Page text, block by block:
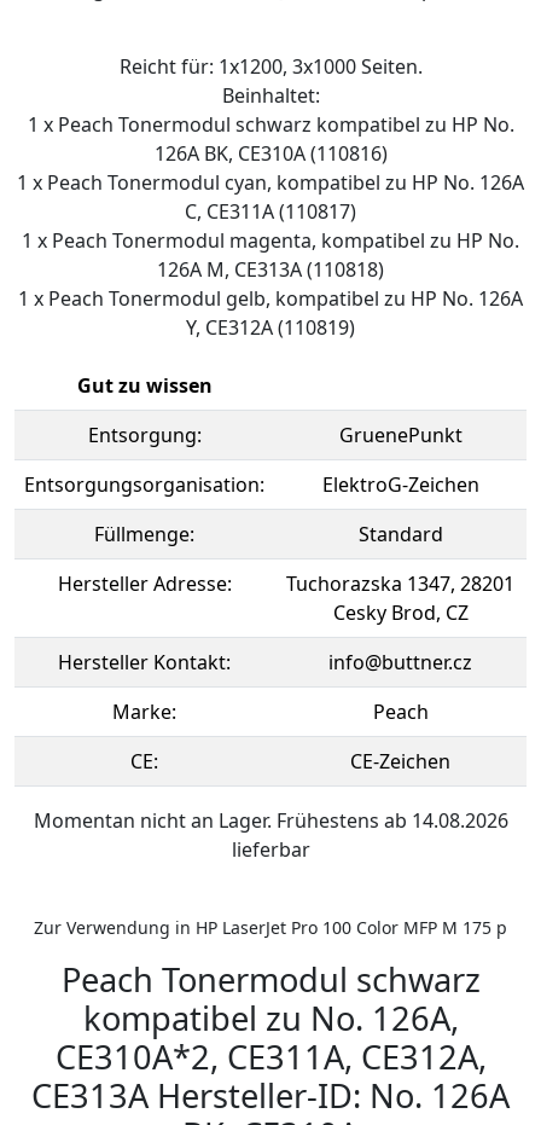
Reicht für: 1x1200, 3x1000 Seiten.
Beinhaltet:
1 x Peach Tonermodul schwarz kompatibel zu HP No.
126A BK, CE310A (110816)
1 x Peach Tonermodul cyan, kompatibel zu HP No. 126A
C, CE311A (110817)
1 x Peach Tonermodul magenta, kompatibel zu HP No.
126A M, CE313A (110818)
1 x Peach Tonermodul gelb, kompatibel zu HP No. 126A
Y, CE312A (110819)
Gut zu wissen
Entsorgung:
GruenePunkt
Entsorgungsorganisation:
ElektroG-Zeichen
Füllmenge:
Standard
Hersteller Adresse:
Tuchorazska 1347, 28201
Cesky Brod, CZ
Hersteller Kontakt:
info@buttner.cz
Marke:
Peach
CE:
CE-Zeichen
Momentan nicht an Lager. Frühestens ab 14.08.2026
lieferbar
Zur Verwendung in HP LaserJet Pro 100 Color MFP M 175 p
Peach Tonermodul schwarz
kompatibel zu No. 126A,
CE310A*2, CE311A, CE312A,
CE313A Hersteller-ID: No. 126A